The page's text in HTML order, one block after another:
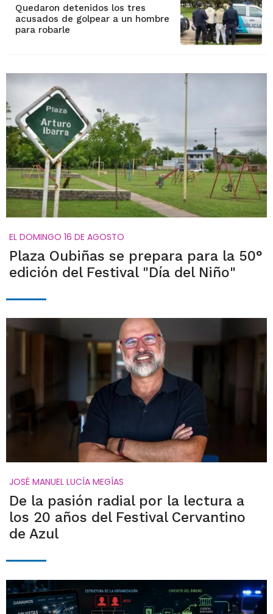
Quedaron detenidos los tres
acusados de golpear a un hombre
para robarle
EL DOMINGO 16 DE AGOSTO
Plaza Oubiñas se prepara para la 50°
edición del Festival "Día del Niño"
JOSÉ MANUEL LUCÍA MEGÍAS
De la pasión radial por la lectura a
los 20 años del Festival Cervantino
de Azul